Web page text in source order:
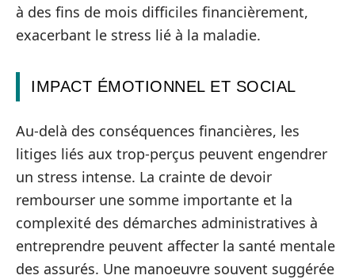
à des fins de mois difficiles financièrement,
exacerbant le stress lié à la maladie.
IMPACT ÉMOTIONNEL ET SOCIAL
Au-delà des conséquences financières, les
litiges liés aux trop-perçus peuvent engendrer
un stress intense. La crainte de devoir
rembourser une somme importante et la
complexité des démarches administratives à
entreprendre peuvent affecter la santé mentale
des assurés. Une manoeuvre souvent suggérée